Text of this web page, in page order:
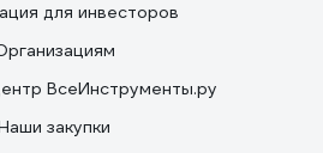
для инвесторов
ВсеИнструменты.ру
закупки